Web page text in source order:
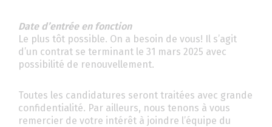
Date d’entrée en fonction
Le plus tôt possible. On a besoin de vous! Il s’agit
d’un contrat se terminant le 31 mars 2025 avec
possibilité de renouvellement.
Toutes les candidatures seront traitées avec grande
confidentialité. Par ailleurs, nous tenons à vous
remercier de votre intérêt à joindre l’équipe du